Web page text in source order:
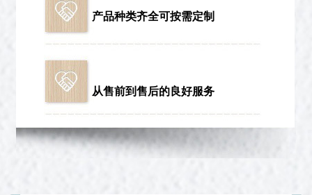
产品种类齐全可按需定制
从售前到售后的良好服务